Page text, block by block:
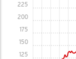
125
150
175
200
225